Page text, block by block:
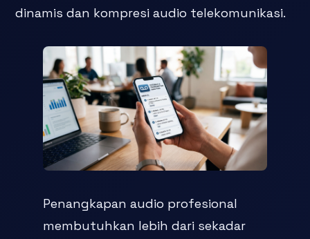
dinamis dan kompresi audio telekomunikasi.
Penangkapan audio profesional
membutuhkan lebih dari sekadar